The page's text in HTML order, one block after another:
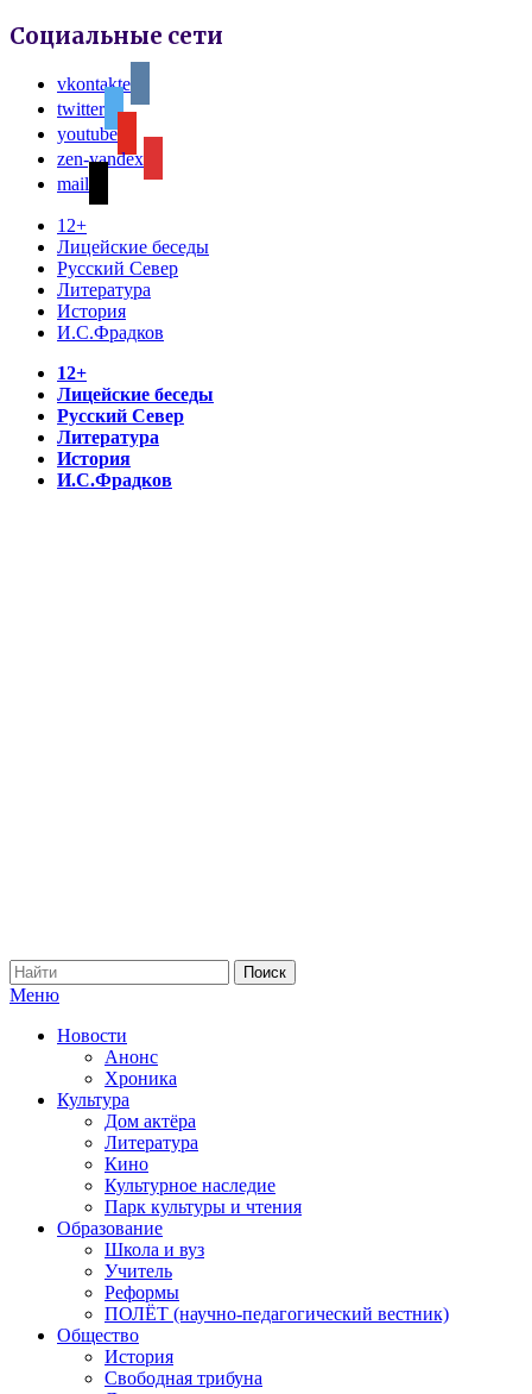
Социальные сети
vkontakte
twitter
youtube
zen-yandex
mail
12+
Лицейские беседы
Русский Север
Литература
История
И.С.Фрадков
12+
Лицейские беседы
Русский Север
Литература
История
И.С.Фрадков
Меню
Новости
Анонс
Хроника
Культура
Дом актёра
Литература
Кино
Культурное наследие
Парк культуры и чтения
Образование
Школа и вуз
Учитель
Реформы
ПОЛЁТ (научно-педагогический вестник)
Общество
История
Свободная трибуна